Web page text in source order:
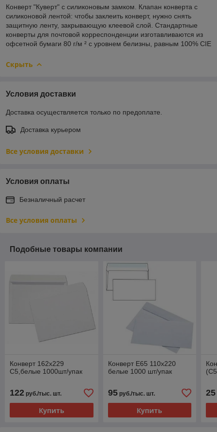
Конверт "Куверт" с силиконовым замком. Клапан конверта с
силиконовой лентой: чтобы заклеить конверт, нужно снять
защитную ленту, закрывающую клеевой слой. Стандартные
конверты для почтовой корреспонденции изготавливаются из
офсетной бумаги 80 г/м ² с уровнем белизны, равным 100% CIE
Скрыть
Условия доставки
Доставка осуществляется только по предоплате.
Доставка курьером
Все условия доставки
Условия оплаты
Безналичный расчет
Все условия оплаты
Подобные товары компании
Конверт 162х229
С5,белые 1000шт/упак
122 руб./тыс. шт.
Купить
Конверт Е65 110х220
белые 1000 шт/упак
95руб./тыс. шт.
Купить
25